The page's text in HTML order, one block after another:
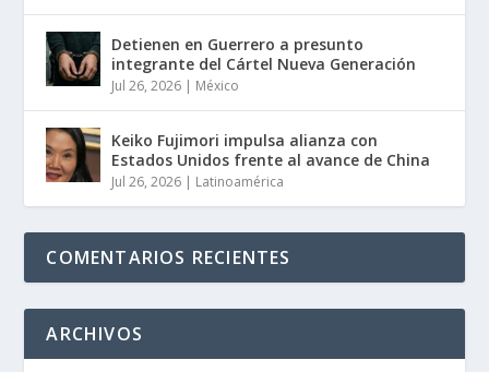
Detienen en Guerrero a presunto
integrante del Cártel Nueva Generación
Jul 26, 2026 | México
Keiko Fujimori impulsa alianza con
Estados Unidos frente al avance de China
Jul 26, 2026 | Latinoamérica
COMENTARIOS RECIENTES
ARCHIVOS